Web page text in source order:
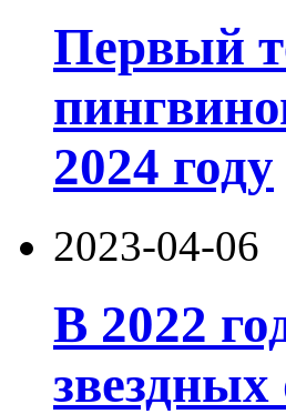
Первый
2024 году
2023-04-06
В 2022
звездных